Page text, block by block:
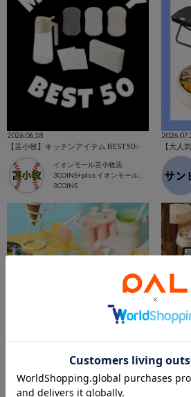
2026.06.18
【苫小牧】キッチンアイテム BEST50✨
イオンモール苫小牧店
3COINS+plus イオンモール苫小牧店
3COINS
【大人
2026.06.27